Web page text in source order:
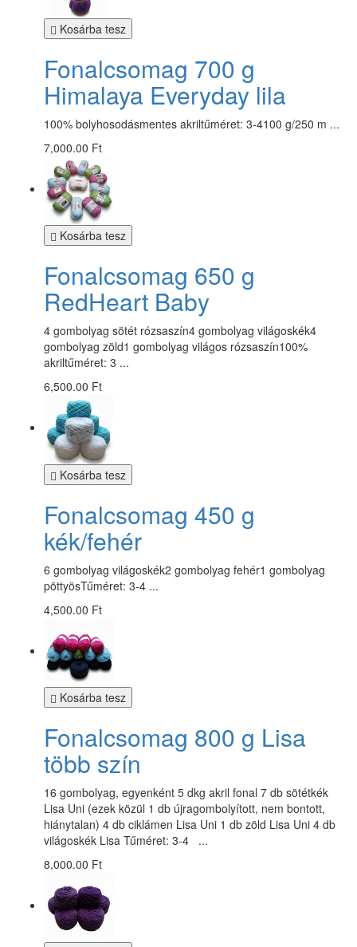
Kosárba tesz
Fonalcsomag 700 g
Himalaya Everyday lila
100% bolyhosodásmentes akriltűméret: 3-4100 g/250 m ...
7,000.00 Ft
Kosárba tesz
Fonalcsomag 650 g
RedHeart Baby
4 gombolyag sötét rózsaszín4 gombolyag világoskék4
gombolyag zöld1 gombolyag világos rózsaszín100%
akriltűméret: 3 ...
6,500.00 Ft
Kosárba tesz
Fonalcsomag 450 g
kék/fehér
6 gombolyag világoskék2 gombolyag fehér1 gombolyag
pöttyösTűméret: 3-4 ...
4,500.00 Ft
Kosárba tesz
Fonalcsomag 800 g Lisa
több szín
16 gombolyag, egyenként 5 dkg akril fonal 7 db sötétkék
Lisa Uni (ezek közül 1 db újragombolyított, nem bontott,
hiánytalan) 4 db ciklámen Lisa Uni 1 db zöld Lisa Uni 4 db
világoskék Lisa Tűméret: 3-4 ...
8,000.00 Ft